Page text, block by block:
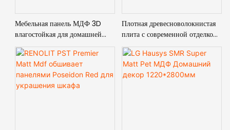
Мебельная панель МДФ 3D
влагостойкая для домашней
мебели
Плотная древесноволокнистая
плита с современной отделкой
под дерево и
синхронизированными 3D-
узорами.